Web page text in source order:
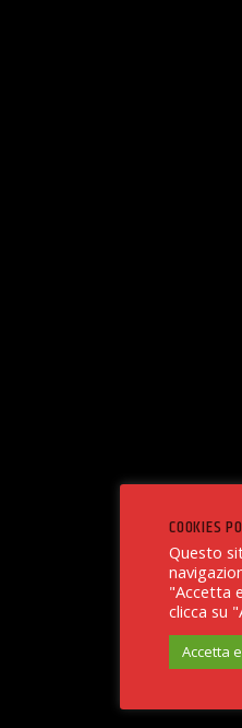
COOKIES
Questo
"Accetta
clicca su
Accetta